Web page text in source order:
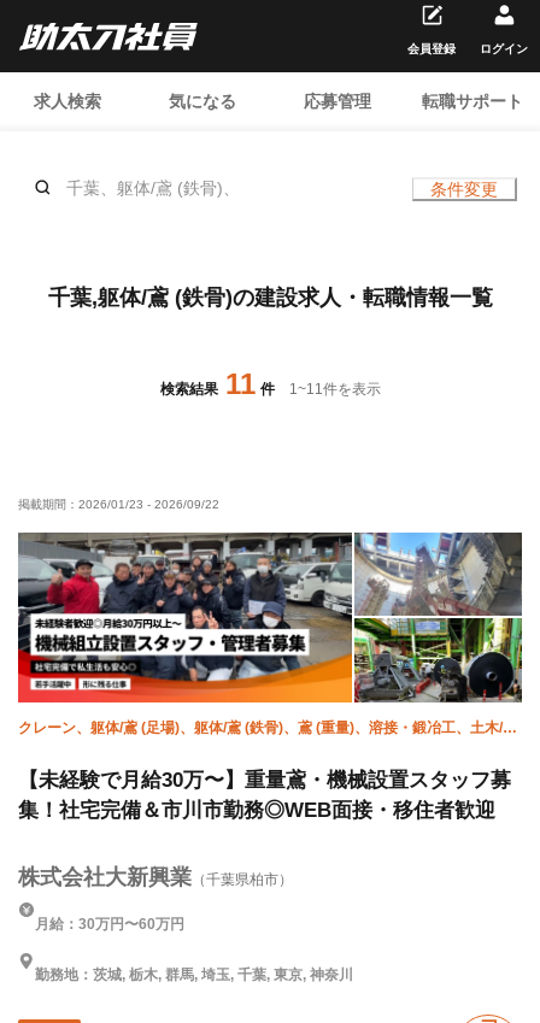
求人検索 気になる 応募管理 転職サポート
会員登録 ログイン
千葉、躯体/鳶 (鉄骨)、 条件変更
千葉,躯体/鳶 (鉄骨)の建設求人・転職情報一覧
検索結果 11 件 1~11件を表示
掲載期間： 2026/01/23 - 2026/09/22
クレーン、躯体/鳶 (足場)、躯体/鳶 (鉄骨)、鳶 (重量)、溶接・鍛冶工、土木/鳶
【未経験で月給30万〜】重量鳶・機械設置スタッフ募
集！社宅完備＆市川市勤務◎WEB面接・移住者歓迎
株式会社大新興業 （千葉県柏市）
月給：30万円〜60万円
勤務地：茨城, 栃木, 群馬, 埼玉, 千葉, 東京, 神奈川